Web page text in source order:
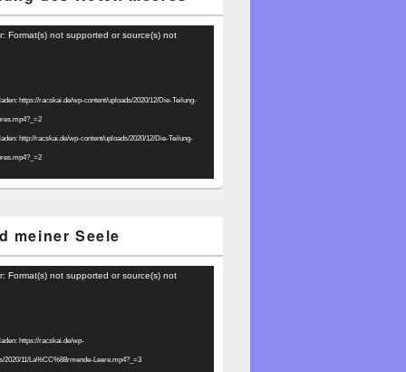
Format(s) not supported or source(s) not
https://racskai.de/wp-content/uploads/2020/12/Die-Teilung-
http://racskai.de/wp-content/uploads/2020/12/Die-Teilung-
meiner Seele
Format(s) not supported or source(s) not
https://racskai.de/wp-
2020/11/La%CC%88rmende-Leere.mp4?_=3